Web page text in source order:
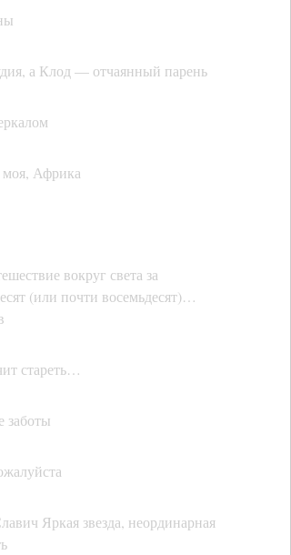
а Клод — отчаянный парень
Африка
вокруг света за
(или почти восемьдесят)…
стареть…
заботы
Яркая звезда, неординарная